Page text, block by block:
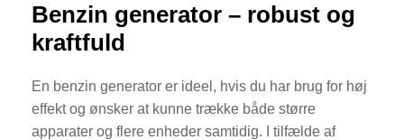
Benzin generator – robust og
kraftfuld
En benzin generator er ideel, hvis du har brug for høj
effekt og ønsker at kunne trække både større
apparater og flere enheder samtidig. I tilfælde af